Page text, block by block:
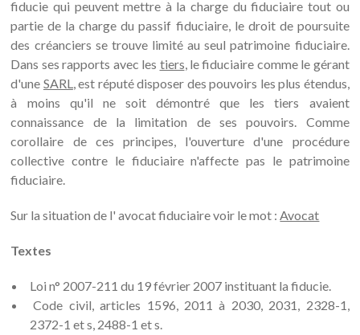
fiducie qui peuvent mettre à la charge du fiduciaire tout ou
partie de la charge du passif fiduciaire, le droit de poursuite
des créanciers se trouve limité au seul patrimoine fiduciaire.
Dans ses rapports avec les tiers, le fiduciaire comme le gérant
d'une SARL, est réputé disposer des pouvoirs les plus étendus,
à moins qu'il ne soit démontré que les tiers avaient
connaissance de la limitation de ses pouvoirs. Comme
corollaire de ces principes, l'ouverture d'une procédure
collective contre le fiduciaire n'affecte pas le patrimoine
fiduciaire.
Sur la situation de l' avocat fiduciaire voir le mot :Avocat
Textes
Loi n° 2007-211 du 19 février 2007 instituant la fiducie.
Code civil, articles 1596, 2011 à 2030, 2031, 2328-1,
2372-1 et s, 2488-1 et s.